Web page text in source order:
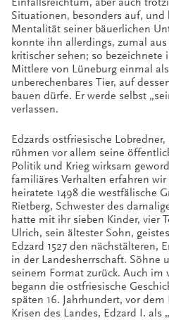
Situationen, besonders auf,
Mentalität seiner bäuerlichen
konnte ihn allerdings, zumal
kritischer sehen; so
Mittlere von Lüneburg einmal
unberechenbares Tier, auf
bauen dürfe. Er werde selbst
verlassen.
Edzards ostfriesische
rühmen vor allem seine
Politik und Krieg wirksam
familiäres Verhalten erfahren wir
heiratete 1498 die westfälische
Rietberg, Schwester des
hatte mit ihr sieben Kinder, vier
Ulrich, sein ältester Sohn,
Edzard 1527 den nächstälteren,
in der Landesherrschaft. Söhne
seinem Format zurück. Auch im
begann die ostfriesische
späten 16. Jahrhundert, vor
Krisen des Landes, Edzard I. als